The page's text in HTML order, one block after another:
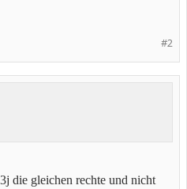
#2
die gleichen rechte und nicht